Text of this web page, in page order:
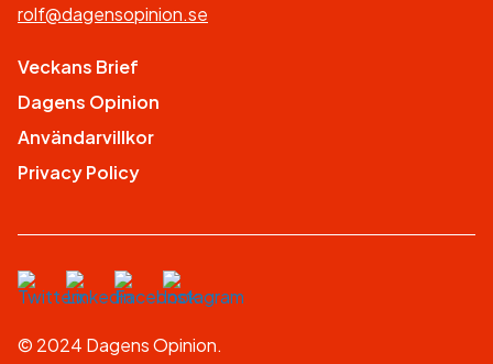
rolf@dagensopinion.se
Veckans Brief
Dagens Opinion
Användarvillkor
Privacy Policy
© 2024 Dagens Opinion.